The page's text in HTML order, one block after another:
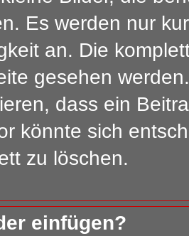
Es werden nur
an. Die
gesehen
dass ein
könnte sich
zu löschen.
einfügen?